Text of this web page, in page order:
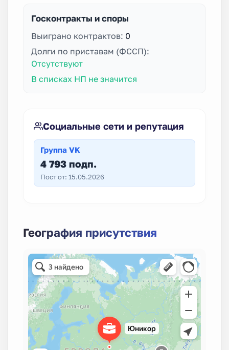
Госконтракты и споры
Выиграно контрактов: 0
Долги по приставам (ФССП):
Отсутствуют
В списках НП не значится
Социальные сети и репутация
Группа VK
4 793 подп.
Пост от: 15.05.2026
География присутствия